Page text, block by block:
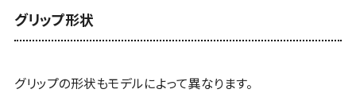
グリップ形状
グリップの形状もモデルによって異なります。